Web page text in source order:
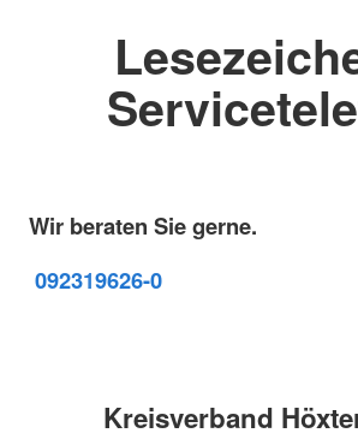
Wir beraten Sie gerne.
092319626-0
Kreisverband